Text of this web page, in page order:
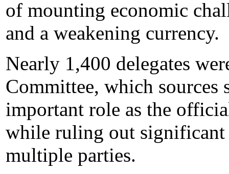
of mounting economic
and a weakening currency.
Nearly 1,400 delegates
Committee, which sources
important role as the
while ruling out
multiple parties.